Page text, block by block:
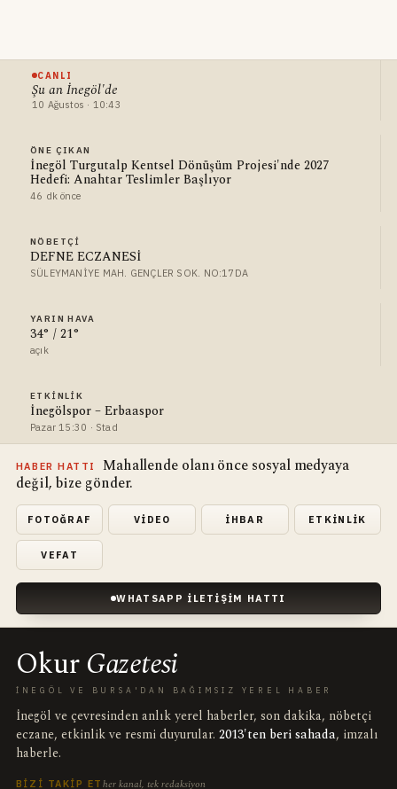
CANLI
Şu an İnegöl'de
10 Ağustos · 10:43
ÖNE ÇIKAN
İnegöl Turgutalp Kentsel Dönüşüm Projesi'nde 2027
Hedefi: Anahtar Teslimler Başlıyor
46 dk önce
NÖBETÇI
DEFNE ECZANESİ
SÜLEYMANİYE MAH. GENÇLER SOK. NO:17DA
YARIN HAVA
34° / 21°
açık
ETKINLIK
İnegölspor – Erbaaspor
Pazar 15:30 · Stad
HABER HATTI
Mahallende olanı önce sosyal medyaya
değil, bize gönder.
FOTOĞRAF VIDEO İHBAR ETKINLIK
VEFAT
WHATSAPP İLETIŞIM HATTI
OkurGazetesi
İNEGÖL VE BURSA'DAN BAĞIMSIZ YEREL HABER
İnegöl ve çevresinden anlık yerel haberler, son dakika, nöbetçi
eczane, etkinlik ve resmi duyurular. 2013'ten beri sahada, imzalı
haberle.
BIZI TAKIP ET her kanal, tek redaksiyon